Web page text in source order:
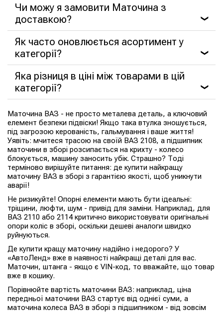
Чи можу я замовити Маточина з
доставкою?
❯
Як часто оновлюється асортимент у
категорії?
❯
Яка різниця в ціні між товарами в цій
категорії?
❯
Маточина ВАЗ - не просто металева деталь, а ключовий
елемент безпеки підвіски! Якщо така втулка зношується,
під загрозою керованість, гальмування і ваше життя!
Уявіть: мчитеся трасою на своїй ВАЗ 2108, а підшипник
маточини в зборі розсипається на крихту - колесо
блокується, машину заносить убік. Страшно? Тоді
терміново вирішуйте питання: де купити найкращу
маточину ВАЗ в зборі з гарантією якості, щоб уникнути
аварії!
Не ризикуйте! Опорні елементи мають бути ідеальні:
тріщини, люфти, шум - привід для заміни. Наприклад, для
ВАЗ 2110 або 2114 критично використовувати оригінальні
опори коліс в зборі, оскільки дешеві аналоги швидко
руйнуються.
Де купити кращу маточину надійно і недорого? У
«АвтоЛенд» вже в наявності найкращі деталі для вас.
Маточин, штанга - якщо є VIN-код, то вважайте, що товар
вже в кошику.
Порівнюйте вартість маточини ВАЗ: наприклад, ціна
передньої маточини ВАЗ стартує від однієї суми, а
маточина колеса ВАЗ в зборі з підшипником - від зовсім